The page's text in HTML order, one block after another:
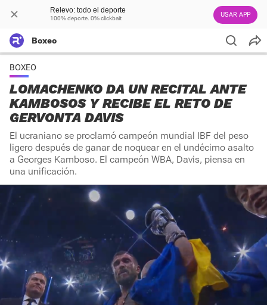
Relevo: todo el deporte
100% deporte. 0% clickbait USAR APP
Boxeo
BOXEO
LOMACHENKO DA UN RECITAL ANTE
KAMBOSOS Y RECIBE EL RETO DE
GERVONTA DAVIS
El ucraniano se proclamó campeón mundial IBF del peso
ligero después de ganar de noquear en el undécimo asalto
a Georges Kamboso. El campeón WBA, Davis, piensa en
una unificación.